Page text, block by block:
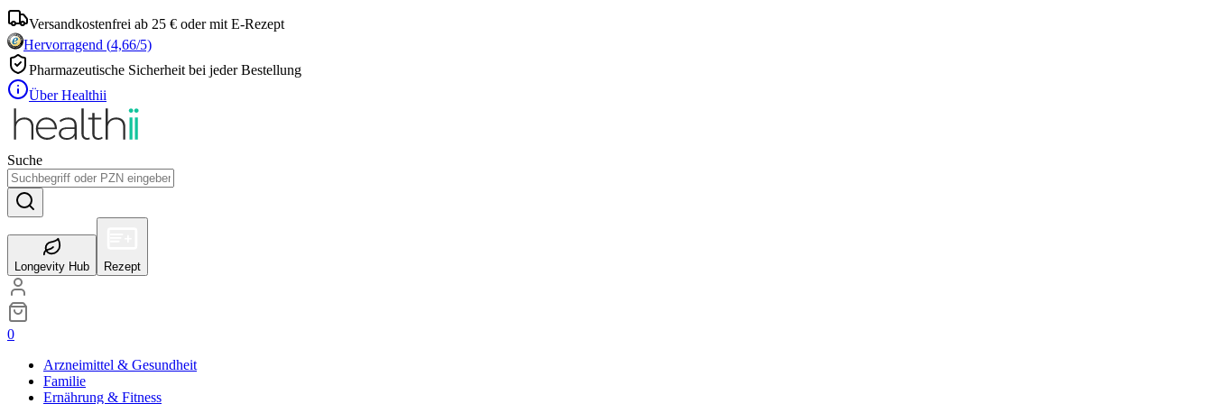
Versandkostenfrei ab 25 € oder mit E-Rezept
Hervorragend (4,66/5)
Pharmazeutische Sicherheit bei jeder Bestellung
Über Healthii
Suche
Longevity Hub Rezept
0
Arzneimittel & Gesundheit
Familie
Ernährung & Fitness